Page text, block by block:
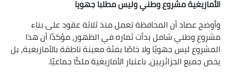
الأمازيغية مشروع وطني وليس مطلبا جهويا
وأوضح عصاد أن المحافظة تعمل منذ ثلاثة عقود على بناء
مشروع وطني شامل بدأت ثماره في الظهور، مؤكدًا أن هذا
المشروع ليس جهويًا ولا خاصًا بفئة معينة ناطقة بالأمازيغية، بل
يخص جميع الجزائريين، باعتبار الأمازيغية ملكًا جماعيًا.